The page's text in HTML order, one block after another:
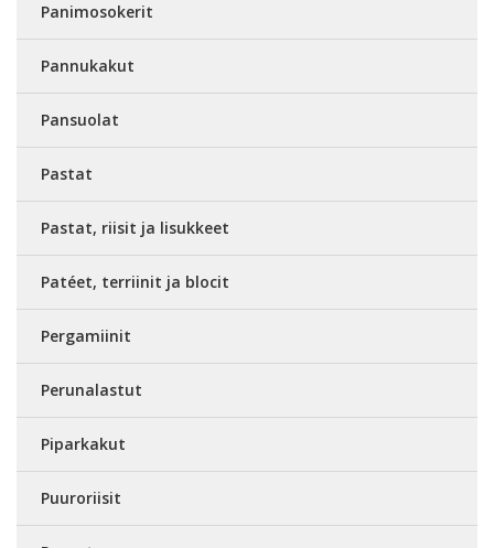
Panimosokerit
Pannukakut
Pansuolat
Pastat
Pastat, riisit ja lisukkeet
Patéet, terriinit ja blocit
Pergamiinit
Perunalastut
Piparkakut
Puuroriisit